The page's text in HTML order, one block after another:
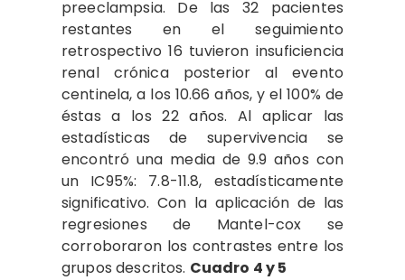
preeclampsia. De las 32 pacientes
restantes en el seguimiento
retrospectivo 16 tuvieron insuficiencia
renal crónica posterior al evento
centinela, a los 10.66 años, y el 100% de
éstas a los 22 años. Al aplicar las
estadísticas de supervivencia se
encontró una media de 9.9 años con
un IC95%: 7.8-11.8, estadísticamente
significativo. Con la aplicación de las
regresiones de Mantel-cox se
corroboraron los contrastes entre los
grupos descritos. Cuadro 4 y 5